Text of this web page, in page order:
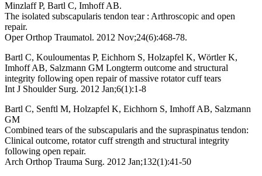
Minzlaff P, Bartl C, Imhoff AB.
The isolated subscapularis tendon tear : Arthroscopic and open
repair.
Oper Orthop Traumatol. 2012 Nov;24(6):468-78.
Bartl C, Kouloumentas P, Eichhorn S, Holzapfel K, Wörtler K,
Imhoff AB, Salzmann GM Longterm outcome and structural
integrity following open repair of massive rotator cuff tears
Int J Shoulder Surg. 2012 Jan;6(1):1-8
Bartl C, Senftl M, Holzapfel K, Eichhorn S, Imhoff AB, Salzmann
GM
Combined tears of the subscapularis and the supraspinatus tendon:
Clinical outcome, rotator cuff strength and structural integrity
following open repair.
Arch Orthop Trauma Surg. 2012 Jan;132(1):41-50